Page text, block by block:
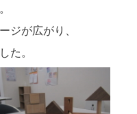
ジが広がり、
た。